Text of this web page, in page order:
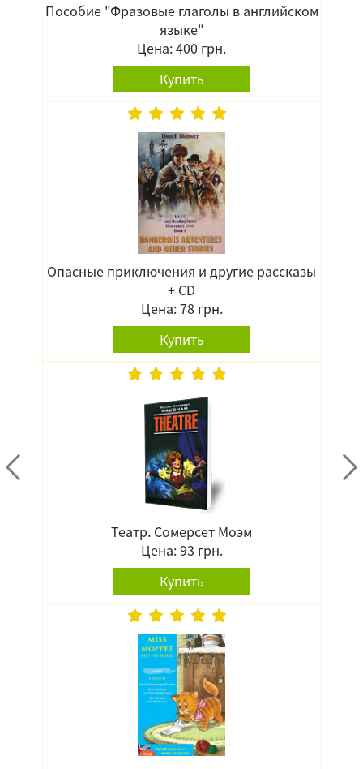
Пособие "Фразовые глаголы в английском
языке"
Цена: 400 грн.
Купить
Опасные приключения и другие рассказы
+ CD
Цена: 78 грн.
Купить
Театр. Сомерсет Моэм
Цена: 93 грн.
Купить